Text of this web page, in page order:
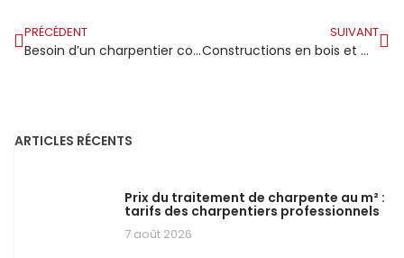
PRÉCÉDENT
Besoin d’un charpentier couvreur à Toulon pour rénover votre toit ?
SUIVANT
Constructions en bois et métiers de la charpente : construisez votre futur au CFA d’Aigueblanche en Savoie
ARTICLES RÉCENTS
Prix du traitement de charpente au m² :
tarifs des charpentiers professionnels
7 août 2026